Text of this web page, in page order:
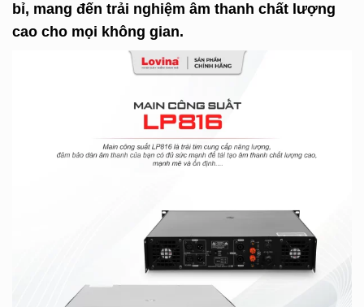
bỉ, mang đến trải nghiệm âm thanh chất lượng
cao cho mọi không gian.